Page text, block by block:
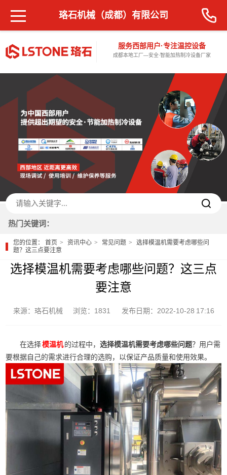
服务西部用户·专注温控设备
成都本地工厂—安全·智能加热制冷设备厂家
珞石机械（成都）有限公司
热门关键词：
您的位置：首页 资讯中心 常见问题
选择模温机需要考虑哪些问
题？这三点要注意
选择模温机需要考虑哪些问题？这三点
要注意
来源：珞石机械 浏览：1831 发布日期：2022-10-28 17:16
在选择模温机的过程中，选择模温机需要考虑哪些问题？用户需
要根据自己的需求进行合理的选购，以保证产品质量和使用效果。